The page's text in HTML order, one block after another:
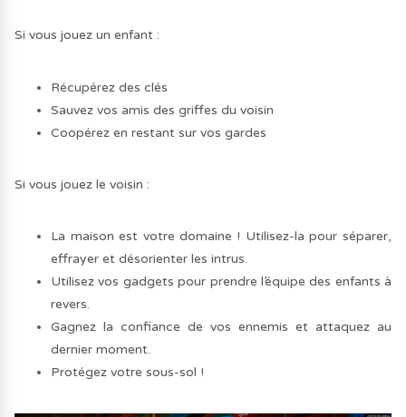
Si vous jouez un enfant :
Récupérez des clés
Sauvez vos amis des griffes du voisin
Coopérez en restant sur vos gardes
Si vous jouez le voisin :
La maison est votre domaine ! Utilisez-la pour séparer,
effrayer et désorienter les intrus.
Utilisez vos gadgets pour prendre l’équipe des enfants à
revers.
Gagnez la confiance de vos ennemis et attaquez au
dernier moment.
Protégez votre sous-sol !